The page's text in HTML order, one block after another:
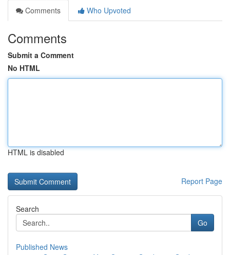
Comments
Who Upvoted
Comments
Submit a Comment
No HTML
HTML is disabled
Report Page
Search
Go
Published News